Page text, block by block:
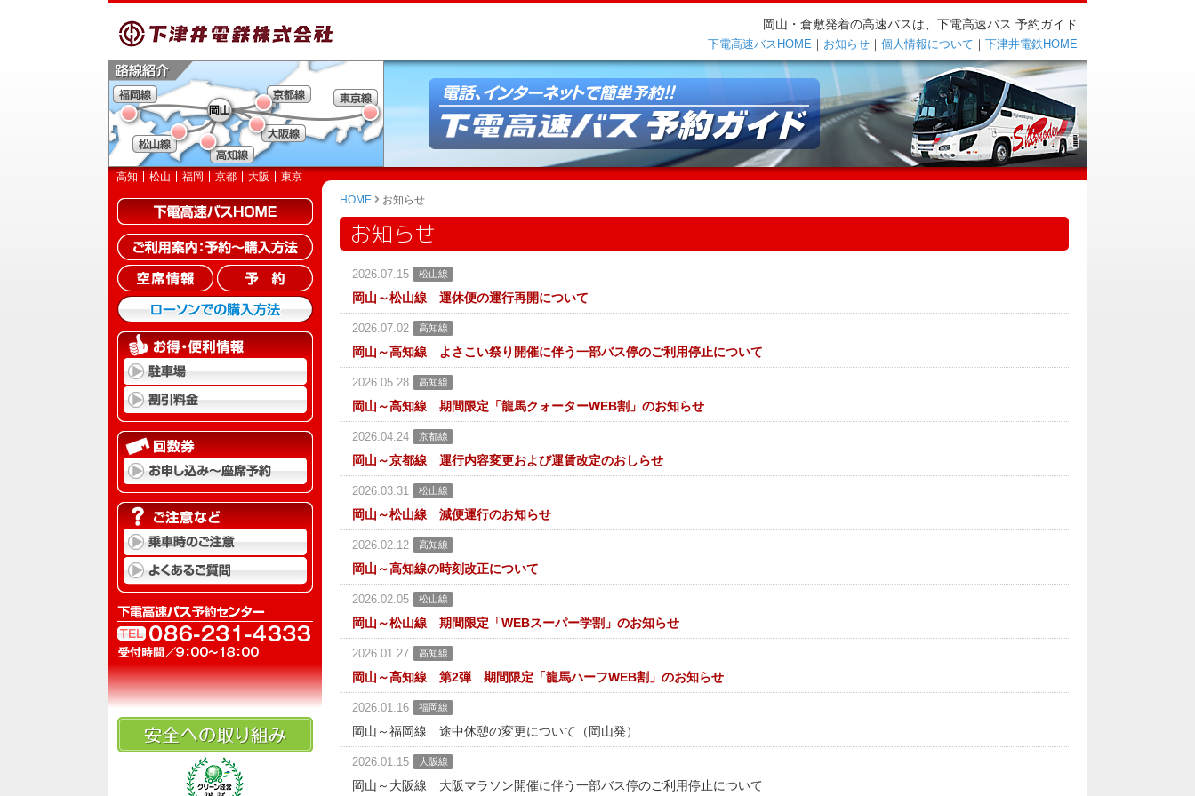
岡山・倉敷発着の高速バスは、下電高速バス 予約ガイド
下電高速バスHOME ｜ お知らせ ｜ 個人情報について ｜ 下津井電鉄HOME
高知 松山 福岡 京都 大阪
東京
HOME
お知らせ
お知らせ
2026.07.15 松山線
岡山～松山線 運休便の運行再開について
2026.07.02 高知線
岡山～高知線 よさこい祭り開催に伴う一部バス停のご利用停止について
2026.05.28 高知線
岡山～高知線 期間限定「龍馬クォーターWEB割」のお知らせ
2026.04.24 京都線
岡山～京都線 運行内容変更および運賃改定のおしらせ
2026.03.31 松山線
岡山～松山線 減便運行のお知らせ
2026.02.12 高知線
岡山～高知線の時刻改正について
2026.02.05 松山線
岡山～松山線 期間限定「WEBスーパー学割」のお知らせ
2026.01.27 高知線
岡山～高知線 第2弾 期間限定「龍馬ハーフWEB割」のお知らせ
2026.01.16 福岡線
岡山～福岡線 途中休憩の変更について（岡山発）
2026.01.15 大阪線
岡山～大阪線 大阪マラソン開催に伴う一部バス停のご利用停止について